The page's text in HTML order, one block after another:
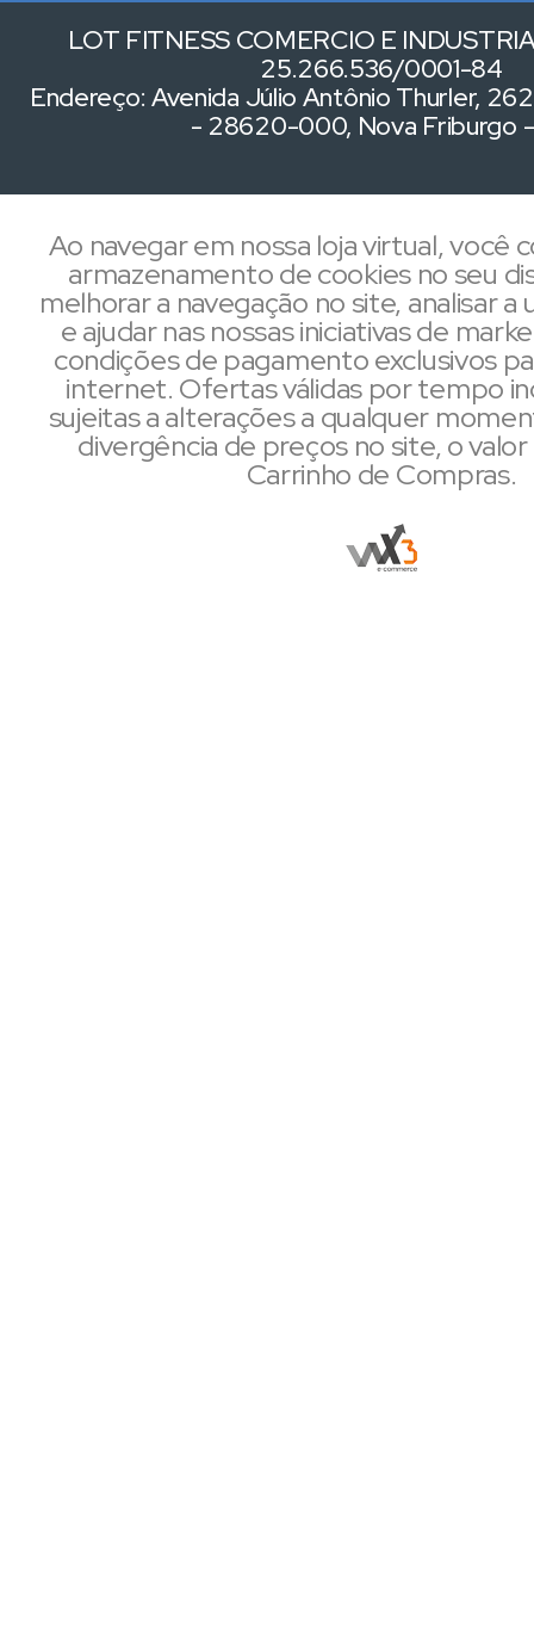
LOT FITNESS COMERCIO E
25.266.536/0001-84
Endereço: Avenida Júlio Antônio Thurler,
- 28620-000, Nova Friburgo
Ao navegar em nossa loja virtual, você
armazenamento de cookies no seu
melhorar a navegação no site, analisar a
e ajudar nas nossas iniciativas de
condições de pagamento exclusivos
internet. Ofertas válidas por tempo
sujeitas a alterações a qualquer
divergência de preços no site, o
Carrinho de Compras.